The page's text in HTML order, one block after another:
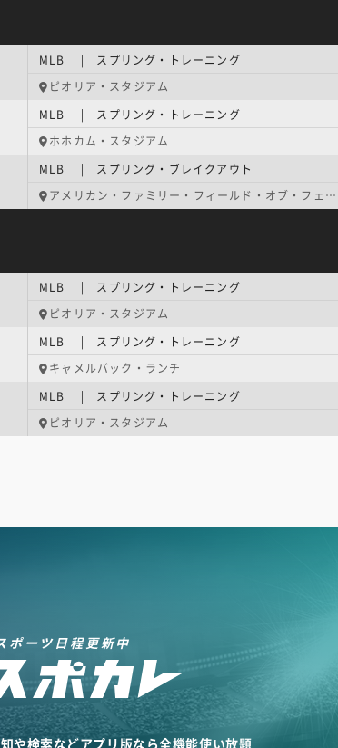
MLB | スプリング・トレーニング
ピオリア・スタジアム
MLB | スプリング・トレーニング
ホホカム・スタジアム
MLB | スプリング・ブレイクアウト
アメリカン・ファミリー・フィールド・オブ・フェニックス
MLB | スプリング・トレーニング
ピオリア・スタジアム
MLB | スプリング・トレーニング
キャメルバック・ランチ
MLB | スプリング・トレーニング
ピオリア・スタジアム
ポーツ日程更新中
や検索などアプリ版なら全機能使い放題